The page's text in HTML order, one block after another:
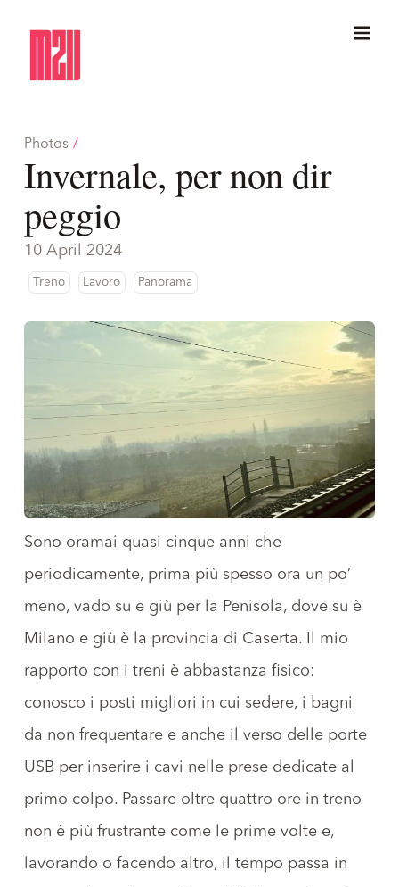
Photos /
Invernale, per non dir
peggio
10 April 2024
Treno Lavoro Panorama
Sono oramai quasi cinque anni che
periodicamente, prima più spesso ora un po’
meno, vado su e giù per la Penisola, dove su è
Milano e giù è la provincia di Caserta. Il mio
rapporto con i treni è abbastanza fisico:
conosco i posti migliori in cui sedere, i bagni
da non frequentare e anche il verso delle porte
USB per inserire i cavi nelle prese dedicate al
primo colpo. Passare oltre quattro ore in treno
non è più frustrante come le prime volte e,
lavorando o facendo altro, il tempo passa in